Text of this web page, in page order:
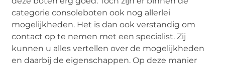
categorie consoleboten ook nog allerlei
mogelijkheden. Het is dan ook verstandig om
contact op te nemen met een specialist. Zij
kunnen u alles vertellen over de mogelijkheden
en daarbij de eigenschappen. Op deze manier